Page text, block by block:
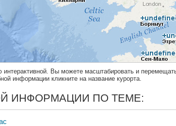
интерактивной. Вы можете масштабировать и
информации кликните на название курорта.
ИНФОРМАЦИИ ПО ТЕМЕ: